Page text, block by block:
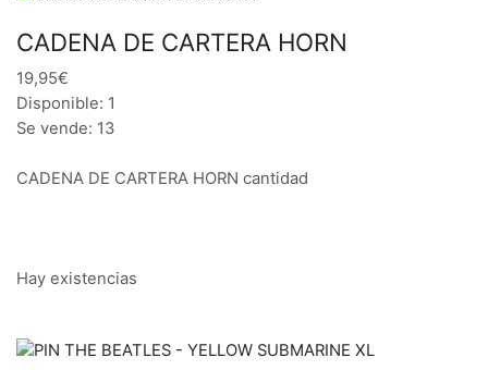
CADENA DE CARTERA HORN
19,95€
Disponible: 1
Se vende: 13
CADENA DE CARTERA HORN cantidad
Hay existencias